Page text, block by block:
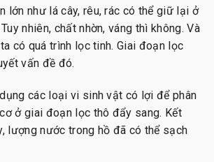
lớn như lá cây, rêu, rác có thể giữ lại ở
nhiên, chất nhờn, váng thì không. Và
có quá trình lọc tinh. Giai đoạn lọc
vấn đề đó.
các loại vi sinh vật có lợi để phân
ở giai đoạn lọc thô đẩy sang. Kết
lượng nước trong hồ đã có thể sạch